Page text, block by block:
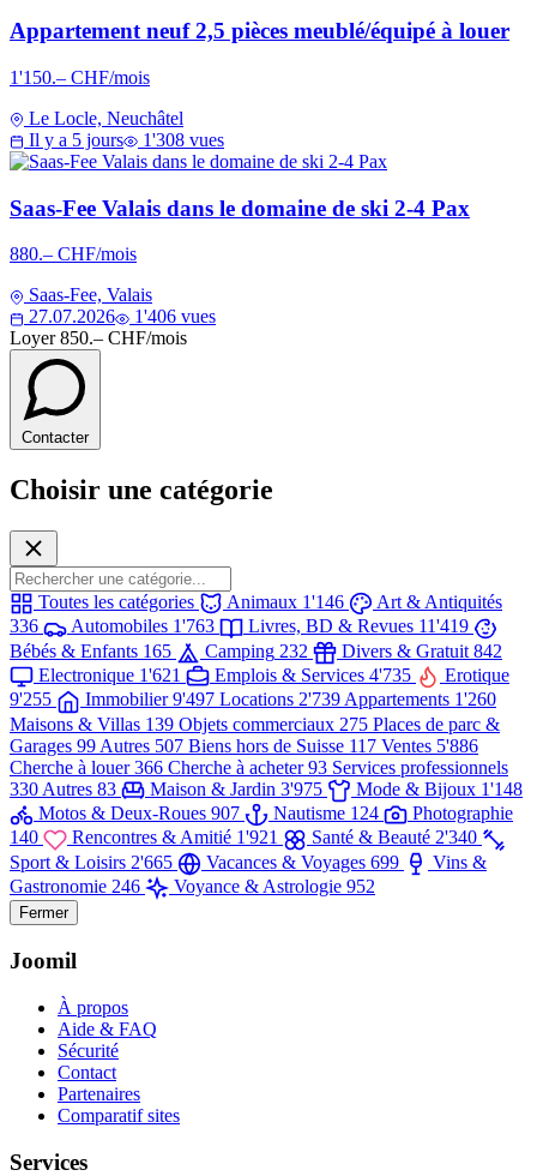
Appartement neuf 2,5 pièces meublé/équipé à louer
1'150.– CHF/mois
Le Locle, Neuchâtel
Il y a 5 jours
1'308 vues
Saas-Fee Valais dans le domaine de ski 2-4 Pax
880.– CHF/mois
Saas-Fee, Valais
27.07.2026
1'406 vues
Loyer 850.– CHF/mois
Contacter
Choisir une catégorie
Toutes les catégories Animaux 1'146
Art & Antiquités
336
Automobiles 1'763 Livres, BD & Revues 11'419
Bébés & Enfants 165 Camping 232 Divers & Gratuit 842
Electronique 1'621 Emplois & Services 4'735
Erotique
9'255
Immobilier 9'497 Locations 2'739Appartements 1'260
Maisons & Villas 139 Objets commerciaux 275 Places de parc &
Garages 99 Autres 507 Biens hors de Suisse 117 Ventes 5'886
Cherche à louer 366 Cherche à acheter 93 Services professionnels
330 Autres 83 Maison & Jardin 3'975 Mode & Bijoux 1'148
Motos & Deux-Roues 907 Nautisme 124
Photographie
140
Rencontres & Amitié 1'921 Santé & Beauté 2'340
Sport & Loisirs 2'665 Vacances & Voyages 699
Vins &
Gastronomie 246 Voyance & Astrologie 952
Fermer
Joomil
À propos
Aide & FAQ
Sécurité
Contact
Partenaires
Comparatif sites
Services